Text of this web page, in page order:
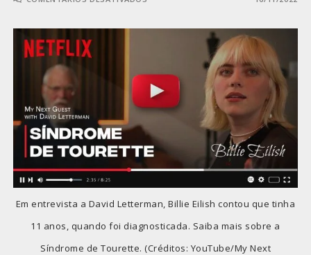
Em entrevista a David Letterman, Billie Eilish contou que tinha
11 anos, quando foi diagnosticada. Saiba mais sobre a
Síndrome de Tourette. (Créditos: YouTube/My Next